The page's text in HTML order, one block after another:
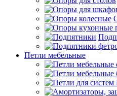
Петли мебельные